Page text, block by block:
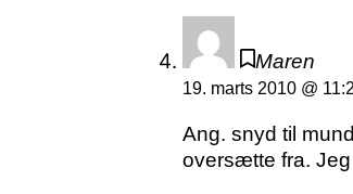
Maren
19. marts 2010 @
Ang. snyd til
oversætte fra.